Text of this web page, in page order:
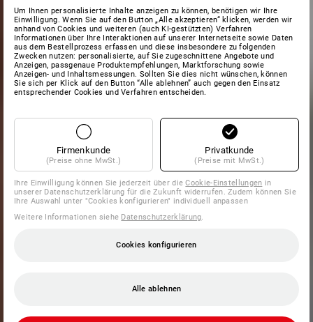
Um Ihnen personalisierte Inhalte anzeigen zu können, benötigen wir Ihre
Einwilligung. Wenn Sie auf den Button „Alle akzeptieren“ klicken, werden wir
anhand von Cookies und weiteren (auch KI-gestützten) Verfahren
Informationen über Ihre Interaktionen auf unserer Internetseite sowie Daten
aus dem Bestellprozess erfassen und diese insbesondere zu folgenden
Zwecken nutzen: personalisierte, auf Sie zugeschnittene Angebote und
Anzeigen, passgenaue Produktempfehlungen, Marktforschung sowie
Anzeigen- und Inhaltsmessungen. Sollten Sie dies nicht wünschen, können
Sie sich per Klick auf den Button “Alle ablehnen” auch gegen den Einsatz
entsprechender Cookies und Verfahren entscheiden.
Firmenkunde
(Preise ohne MwSt.)
Privatkunde
(Preise mit MwSt.)
Ihre Einwilligung können Sie jederzeit über dieCookie-Einstellungen in
unserer Datenschutzerklärung für die Zukunft widerrufen. Zudem können Sie
Ihre Auswahl unter "Cookies konfigurieren" individuell anpassen
Weitere Informationen siehe Datenschutzerklärung.
Cookies konfigurieren
Alle ablehnen